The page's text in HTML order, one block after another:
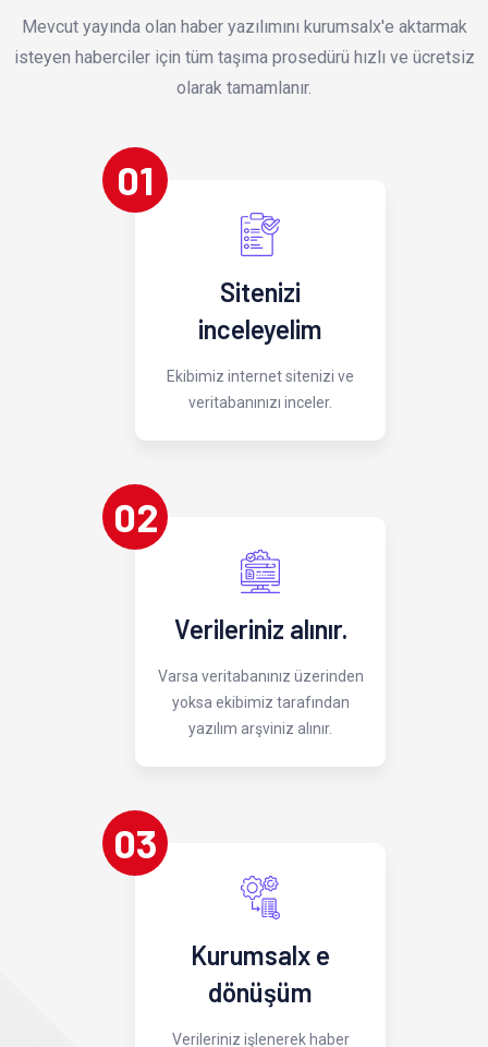
Mevcut yayında olan haber yazılımını kurumsalx'e aktarmak
isteyen haberciler için tüm taşıma prosedürü hızlı ve ücretsiz
olarak tamamlanır.
01
Sitenizi
inceleyelim
Ekibimiz internet sitenizi ve
veritabanınızı inceler.
02
Verileriniz alınır.
Varsa veritabanınız üzerinden
yoksa ekibimiz tarafından
yazılım arşviniz alınır.
03
Kurumsalx e
dönüşüm
Verileriniz işlenerek haber